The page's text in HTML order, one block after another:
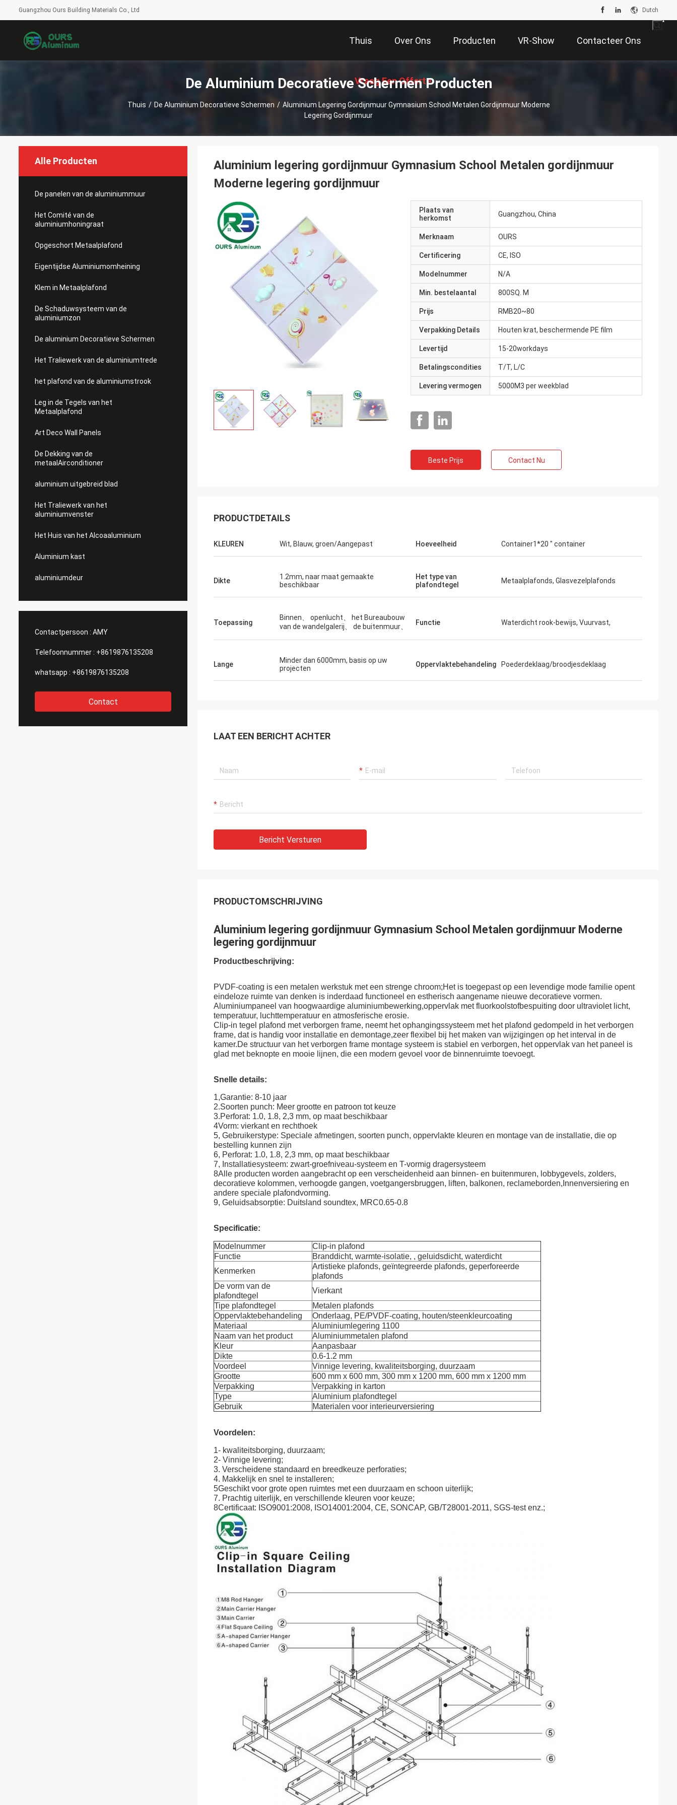
Guangzhou Ours Building Materials Co., Ltd Dutch
Thuis Over Ons Producten VR-Show Contacteer Ons
Vraag Een Offerte
De Aluminium Decoratieve Schermen Producten
Thuis / De Aluminium Decoratieve Schermen / Aluminium Legering Gordijnmuur Gymnasium School Metalen Gordijnmuur Moderne
Legering Gordijnmuur
Alle Producten
De panelen van de aluminiummuur
Het Comité van de
aluminiumhoningraat
Opgeschort Metaalplafond
Eigentijdse Aluminiumomheining
Klem in Metaalplafond
De Schaduwsysteem van de
aluminiumzon
De aluminium Decoratieve Schermen
Het Traliewerk van de aluminiumtrede
het plafond van de aluminiumstrook
Leg in de Tegels van het
Metaalplafond
Art Deco Wall Panels
De Dekking van de
metaalAirconditioner
aluminium uitgebreid blad
Het Traliewerk van het
aluminiumvenster
Het Huis van het Alcoaaluminium
Aluminium kast
aluminiumdeur
Contactpersoon : AMY
Telefoonnummer : +8619876135208
whatsapp : +8619876135208
Contact
Aluminium legering gordijnmuur Gymnasium School Metalen gordijnmuur
Moderne legering gordijnmuur
Plaats van
herkomst
Guangzhou, China
Merknaam OURS
Certificering CE, ISO
Modelnummer N/A
Min. bestelaantal 800SQ. M
Prijs RMB20~80
Verpakking Details Houten krat, beschermende PE film
Levertijd 15-20workdays
Betalingscondities T/T, L/C
Levering vermogen 5000M3 per weekblad
Beste Prijs Contact Nu
PRODUCTDETAILS
KLEUREN Wit, Blauw, groen/Aangepast Hoeveelheid Container1*20 " container
Dikte
1.2mm, naar maat gemaakte
beschikbaar
Het type van
plafondtegel
Metaalplafonds, Glasvezelplafonds
Toepassing
Binnen、 openlucht、 het Bureaubouw
van de wandelgalerij、 de buitenmuur、
Functie Waterdicht rook-bewijs, Vuurvast,
Lange
Minder dan 6000mm, basis op uw
projecten
Oppervlaktebehandeling Poederdeklaag/broodjesdeklaag
LAAT EEN BERICHT ACHTER
Bericht Versturen
PRODUCTOMSCHRIJVING
Aluminium legering gordijnmuur Gymnasium School Metalen gordijnmuur Moderne
legering gordijnmuur
Productbeschrijving:
PVDF-coating is een metalen werkstuk met een strenge chroom;Het is toegepast op een levendige mode familie opent
eindeloze ruimte van denken is inderdaad functioneel en estherisch aangename nieuwe decoratieve vormen.
Aluminiumpaneel van hoogwaardige aluminiumbewerking,oppervlak met fluorkoolstofbespuiting door ultraviolet licht,
temperatuur, luchttemperatuur en atmosferische erosie.
Clip-in tegel plafond met verborgen frame, neemt het ophangingssysteem met het plafond gedompeld in het verborgen
frame, dat is handig voor installatie en demontage,zeer flexibel bij het maken van wijzigingen op het interval in de
kamer.De structuur van het verborgen frame montage systeem is stabiel en verborgen, het oppervlak van het paneel is
glad met beknopte en mooie lijnen, die een modern gevoel voor de binnenruimte toevoegt.
Snelle details:
1,Garantie: 8-10 jaar
2.Soorten punch: Meer grootte en patroon tot keuze
3.Perforat: 1.0, 1.8, 2,3 mm, op maat beschikbaar
4Vorm: vierkant en rechthoek
5, Gebruikerstype: Speciale afmetingen, soorten punch, oppervlakte kleuren en montage van de installatie, die op
bestelling kunnen zijn
6, Perforat: 1.0, 1.8, 2,3 mm, op maat beschikbaar
7, Installatiesysteem: zwart-groefniveau-systeem en T-vormig dragersysteem
8Alle producten worden aangebracht op een verscheidenheid aan binnen- en buitenmuren, lobbygevels, zolders,
decoratieve kolommen, verhoogde gangen, voetgangersbruggen, liften, balkonen, reclameborden,Innenversiering en
andere speciale plafondvorming.
9, Geluidsabsorptie: Duitsland soundtex, MRC0.65-0.8
Specificatie:
Modelnummer
Clip-in plafond
Functie
Branddicht, warmte-isolatie, , geluidsdicht, waterdicht
Kenmerken
Artistieke plafonds, geïntegreerde plafonds, geperforeerde
plafonds
De vorm van de
plafondtegel
Vierkant
Tipe plafondtegel
Metalen plafonds
Oppervlaktebehandeling
Onderlaag, PE/PVDF-coating, houten/steenkleurcoating
Materiaal
Aluminiumlegering 1100
Naam van het product
Aluminiummetalen plafond
Kleur
Aanpasbaar
Dikte
0.6-1.2 mm
Voordeel
Vinnige levering, kwaliteitsborging, duurzaam
Grootte
600 mm x 600 mm, 300 mm x 1200 mm, 600 mm x 1200 mm
Verpakking
Verpakking in karton
Type
Aluminium plafondtegel
Gebruik
Materialen voor interieurversiering
Voordelen:
1- kwaliteitsborging, duurzaam;
2- Vinnige levering;
3. Verscheidene standaard en breedkeuze perforaties;
4. Makkelijk en snel te installeren;
5Geschikt voor grote open ruimtes met een duurzaam en schoon uiterlijk;
7. Prachtig uiterlijk, en verschillende kleuren voor keuze;
8Certificaat: ISO9001:2008, ISO14001:2004, CE, SONCAP, GB/T28001-2011, SGS-test enz.;